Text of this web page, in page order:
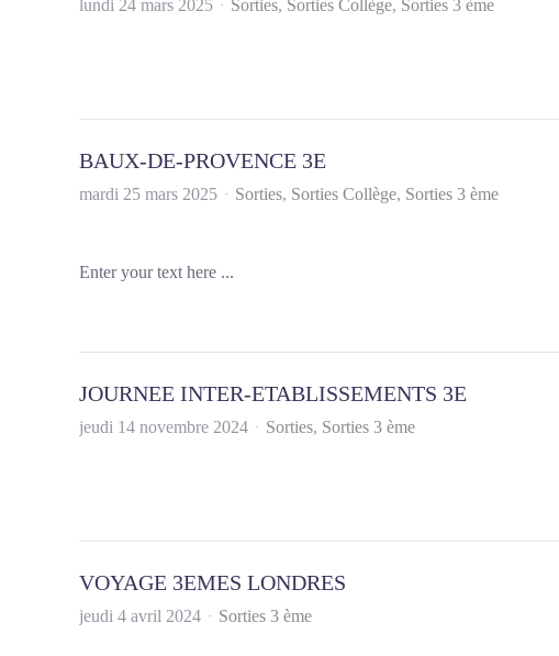
lundi 24 mars 2025 Sorties Sorties Collège Sorties 3 ème
BAUX-DE-PROVENCE 3E
mardi 25 mars 2025 Sorties Sorties Collège Sorties 3 ème
Enter your text here ...
JOURNEE INTER-ETABLISSEMENTS 3E
jeudi 14 novembre 2024 Sorties Sorties 3 ème
VOYAGE 3EMES LONDRES
jeudi 4 avril 2024 Sorties 3 ème